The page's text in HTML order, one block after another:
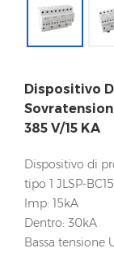
Dispositivo
385 V/15 KA
Dispositivo di
tipo 1 JLSP-
Imp: 15kA
Dentro: 30kA
Bassa tensione